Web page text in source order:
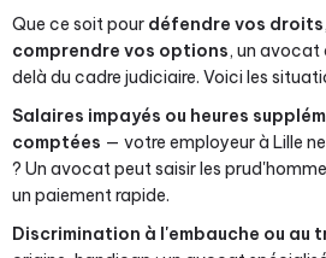
Que ce soit pour défendre vos droits,
comprendre vos options, un avocat
delà du cadre judiciaire. Voici les
Salaires impayés ou heures
comptées — votre employeur à Lille
? Un avocat peut saisir les
un paiement rapide.
Discrimination à l'embauche ou au